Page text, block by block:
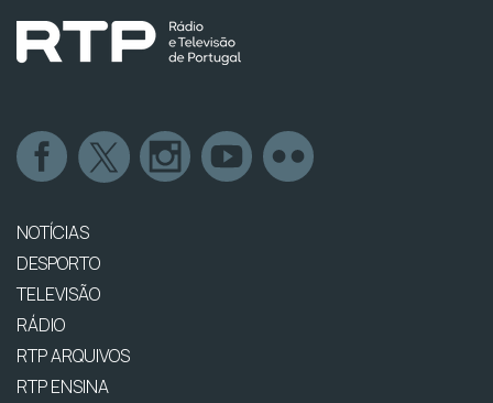
NOTÍCIAS
DESPORTO
TELEVISÃO
RÁDIO
RTP ARQUIVOS
RTP ENSINA